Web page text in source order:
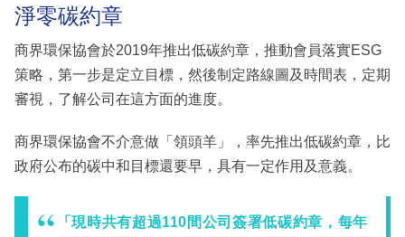
淨零碳約章
商界環保協會於2019年推出低碳約章，推動會員落實ESG
策略，第一步是定立目標，然後制定路線圖及時間表，定期
審視，了解公司在這方面的進度。
商界環保協會不介意做「領頭羊」，率先推出低碳約章，比
政府公布的碳中和目標還要早，具有一定作用及意義。
「現時共有超過110間公司簽署低碳約章，每年